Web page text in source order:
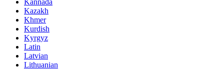
Kazakh
Khmer
Kurdish
Kyrgyz
Latin
Latvian
Lithuanian